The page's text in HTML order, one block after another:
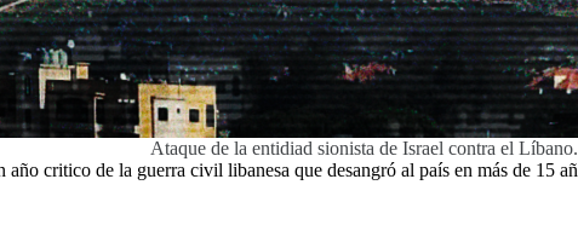
Ataque de la entidiad sionista de Israel contra el
critico de la guerra civil libanesa que desangró al país en más de 15